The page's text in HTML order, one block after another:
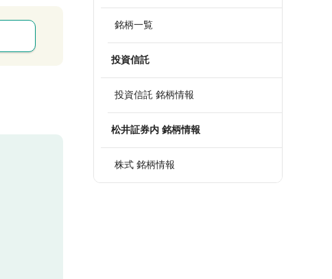
銘柄一覧
投資信託
投資信託 銘柄情報
松井証券内 銘柄情報
株式 銘柄情報